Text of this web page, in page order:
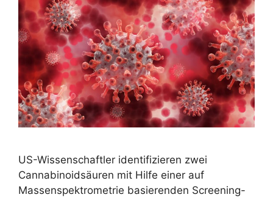
US-Wissenschaftler identifizieren zwei
Cannabinoidsäuren mit Hilfe einer auf
Massenspektrometrie basierenden Screening-